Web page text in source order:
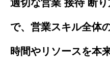
適切な営業 接待 断
で、営業スキル全体
時間やリソースを本